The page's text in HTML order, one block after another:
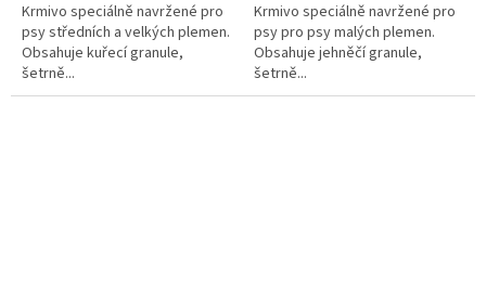
Krmivo speciálně navržené pro
psy středních a velkých plemen.
Obsahuje kuřecí granule,
šetrně...
Krmivo speciálně navržené pro
psy pro psy malých plemen.
Obsahuje jehněčí granule,
šetrně...